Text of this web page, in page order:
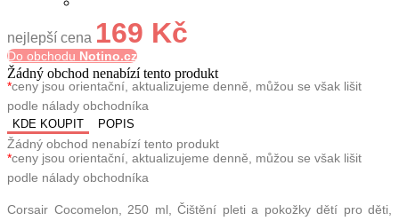
nejlepší cena 169 Kč
Do obchodu Notino.cz
Žádný obchod nenabízí tento produkt
*ceny jsou orientační, aktualizujeme denně, můžou se však lišit
podle nálady obchodníka
KDE KOUPIT POPIS
Žádný obchod nenabízí tento produkt
*ceny jsou orientační, aktualizujeme denně, můžou se však lišit
podle nálady obchodníka
Corsair Cocomelon, 250 ml, Čištění pleti a pokožky dětí pro děti,